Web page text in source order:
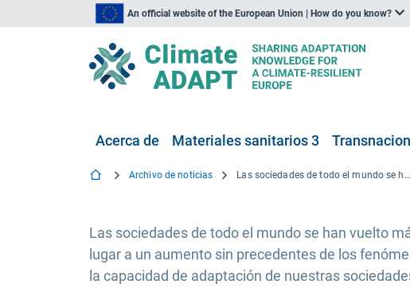
An official website of the European Union | How do you know?
Acerca de Materiales sanitarios 3
Archivo de noticias Las sociedades de todo el mundo se han vuelto más resilientes a las catástrofes climáticas
Las sociedades de todo el mundo se han vuelto
lugar a un aumento sin precedentes de los
la capacidad de adaptación de nuestras